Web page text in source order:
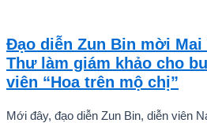
Đạo diễn Zun Bin mời Mai
Thư làm giám khảo cho
viên “Hoa trên mộ chị”
Mới đây, đạo diễn Zun Bin, diễn viên